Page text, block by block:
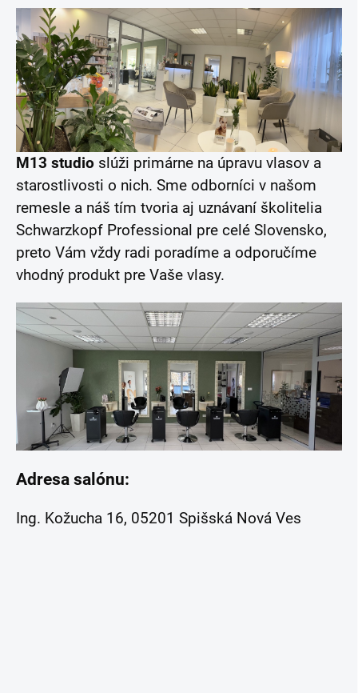
M13 studio slúži primárne na úpravu vlasov a
starostlivosti o nich. Sme odborníci v našom
remesle a náš tím tvoria aj uznávaní školitelia
Schwarzkopf Professional pre celé Slovensko,
preto Vám vždy radi poradíme a odporučíme
vhodný produkt pre Vaše vlasy.
Adresa salónu:
Ing. Kožucha 16, 05201 Spišská Nová Ves